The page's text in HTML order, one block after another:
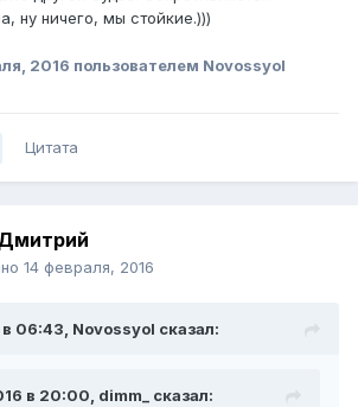
ну ничего, мы стойкие.)))
2016 пользователем Novossyol
Цитата
14 февраля, 2016
06:43, Novossyol сказал:
в 20:00, dimm_ сказал: